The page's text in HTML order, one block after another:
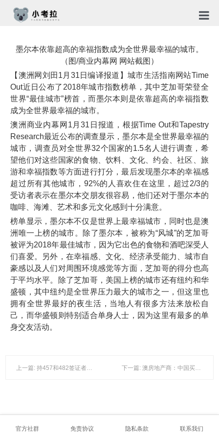
新闻
免责
隐私
合作
墨尔本依靠超高的幸福指数成为全世界最幸福的城市。
（图/商业内幕网 网站截图）
【澳洲网刘田1月31日编译报道】城市生活指南网站Time
Out近日公布了2018年城市指数榜单，其中芝加哥荣登全
世界“最佳城市”榜首，而墨尔本则是依靠超高的幸福指数
成为全世界最幸福的城市。
澳洲商业内幕网1月31日报道，根据Time Out和Tapestry
Research最近公布的调查显示，墨尔本是全世界最幸福的
城市，调查员对全世界32个国家的1.5名人进行调查，希
望他们对这些国家的食物、饮料、文化、约会、社区、旅
游和幸福指数等方面进行打分，最后发现墨尔本的幸福感
超过所有其他城市，92%的人喜欢住在这里，超过2/3的
受访者表示在墨尔本交朋友很容易，他们还对于墨尔本的
咖啡、海滩、艺术和多元文化感到十分满意。
榜单显示，墨尔本不仅是世界上最幸福城市，同时也是澳
洲唯一上榜的城市。除了墨尔本，被称为“风城”的芝加哥
被评为2018年最佳城市，因为它出色的食物和酒吧深受人
们喜爱。另外，在幸福感、文化、经济承受能力、城市自
豪感以及人们对周围环境感觉等方面，芝加哥的得分也高
于平均水平。除了芝加哥，美国上榜的城市还有纽约和华
盛顿，其中纽约是全世界压力最大的城市之一，但这里也
拥有全世界最好的夜生活，当地人有很多方法来放松自
己，而华盛顿则特别适合单身人士，因为这里有最多的单
身交友活动。
官方社群 免责协议 隐私条款 联系我们